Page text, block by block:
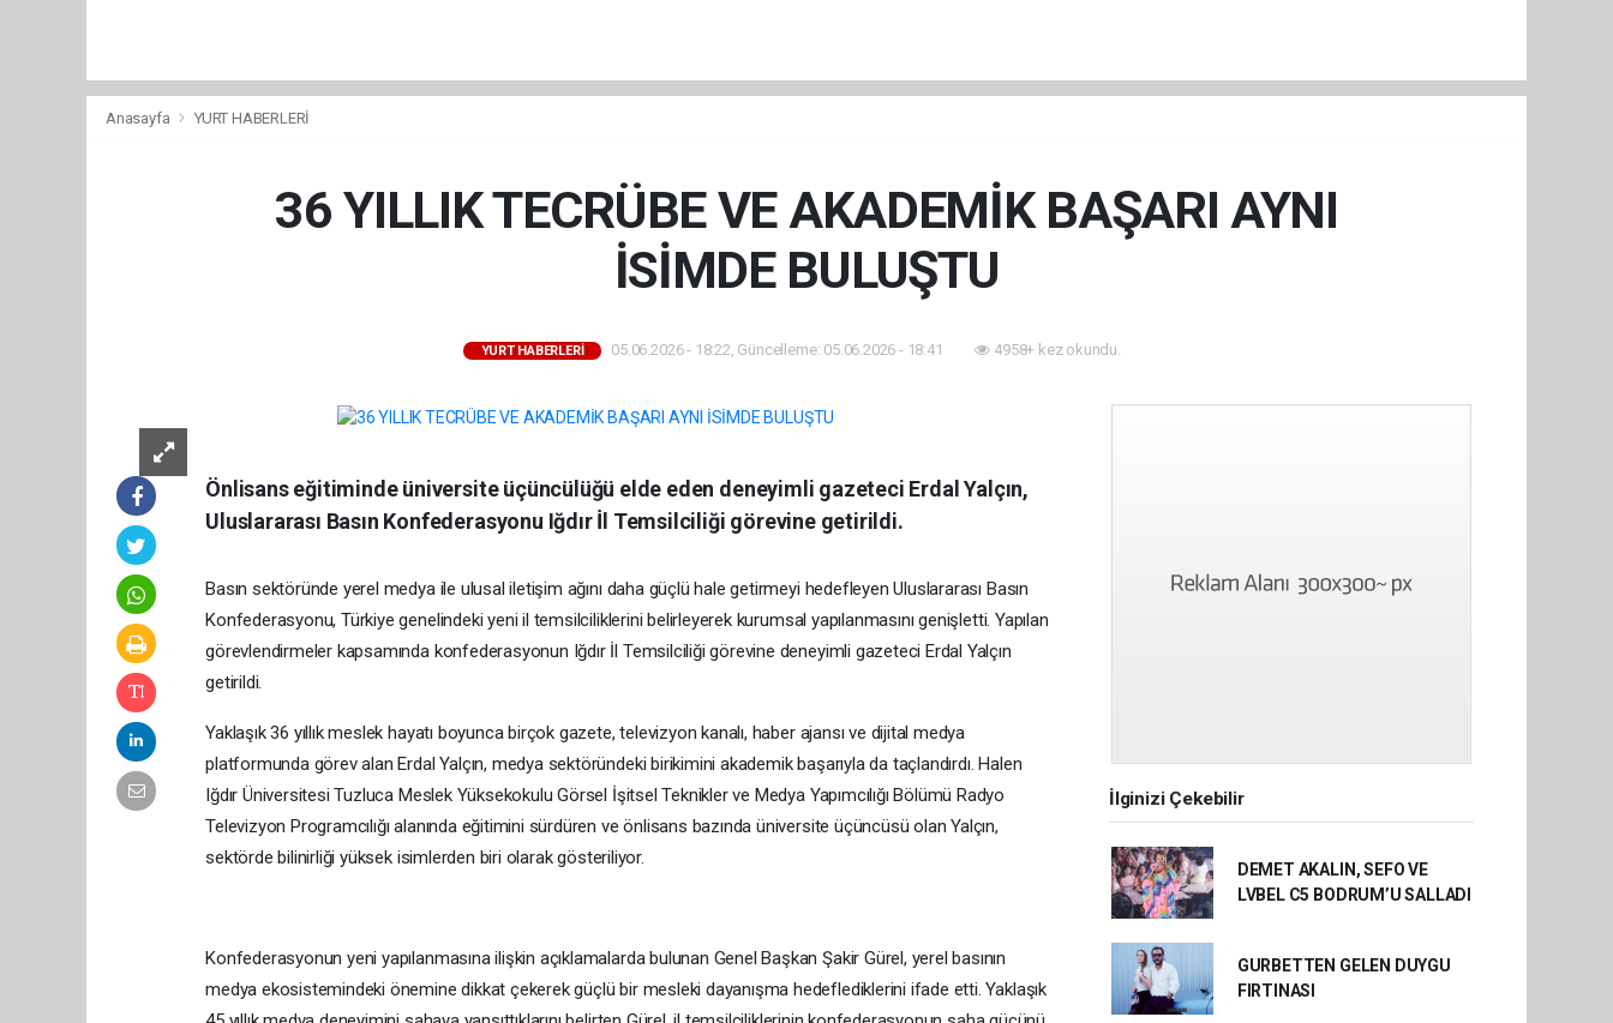
Anasayfa YURT HABERLERİ
36 YILLIK TECRÜBE VE AKADEMİK BAŞARI AYNI
İSİMDE BULUŞTU
YURT HABERLERİ 05.06.2026 - 18:22, Güncelleme: 05.06.2026 - 18:41 4958+ kez okundu.
Önlisans eğitiminde üniversite üçüncülüğü elde eden deneyimli gazeteci Erdal Yalçın,
Uluslararası Basın Konfederasyonu Iğdır İl Temsilciliği görevine getirildi.
Basın sektöründe yerel medya ile ulusal iletişim ağını daha güçlü hale getirmeyi hedefleyen Uluslararası Basın
Konfederasyonu, Türkiye genelindeki yeni il temsilciliklerini belirleyerek kurumsal yapılanmasını genişletti. Yapılan
görevlendirmeler kapsamında konfederasyonun Iğdır İl Temsilciliği görevine deneyimli gazeteci Erdal Yalçın
getirildi.
Yaklaşık 36 yıllık meslek hayatı boyunca birçok gazete, televizyon kanalı, haber ajansı ve dijital medya
platformunda görev alan Erdal Yalçın, medya sektöründeki birikimini akademik başarıyla da taçlandırdı. Halen
Iğdır Üniversitesi Tuzluca Meslek Yüksekokulu Görsel İşitsel Teknikler ve Medya Yapımcılığı Bölümü Radyo
Televizyon Programcılığı alanında eğitimini sürdüren ve önlisans bazında üniversite üçüncüsü olan Yalçın,
sektörde bilinirliği yüksek isimlerden biri olarak gösteriliyor.
Konfederasyonun yeni yapılanmasına ilişkin açıklamalarda bulunan Genel Başkan Şakir Gürel, yerel basının
medya ekosistemindeki önemine dikkat çekerek güçlü bir mesleki dayanışma hedeflediklerini ifade etti. Yaklaşık
İlginizi Çekebilir
DEMET AKALIN, SEFO VE
LVBEL C5 BODRUM’U SALLADI
GURBETTEN GELEN DUYGU
FIRTINASI